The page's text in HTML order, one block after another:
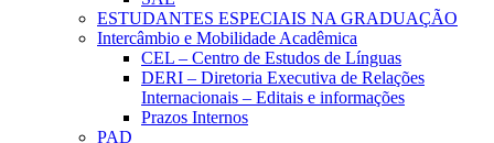
ESTUDANTES ESPECIAIS NA GRADUAÇÃO
Intercâmbio e Mobilidade Acadêmica
CEL – Centro de Estudos de Línguas
DERI – Diretoria Executiva de Relações
Internacionais – Editais e informações
Prazos Internos
PAD